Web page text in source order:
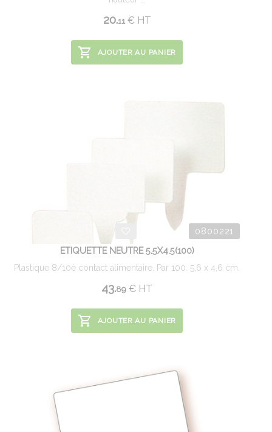
20.11 €HT
AJOUTER AU PANIER
0800221
ETIQUETTE NEUTRE 5.5X4.5(100)
Plastique 8/10è contact alimentaire. Par 100. 5,6 x 4,6 cm.
43.89 € HT
AJOUTER AU PANIER